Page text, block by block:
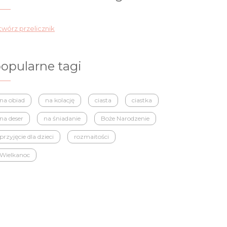
przelicznik
tagi
na obiad na kolację ciasta ciastka
na deser na śniadanie Boże Narodzenie
przyjęcie dla dzieci rozmaitości
Wielkanoc